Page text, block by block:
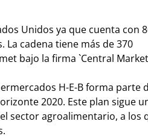
Unidos ya que cuenta con
La cadena tiene más de 370
bajo la firma `Central
H-E-B forma parte
2020. Este plan sigue
sector agroalimentario, a los